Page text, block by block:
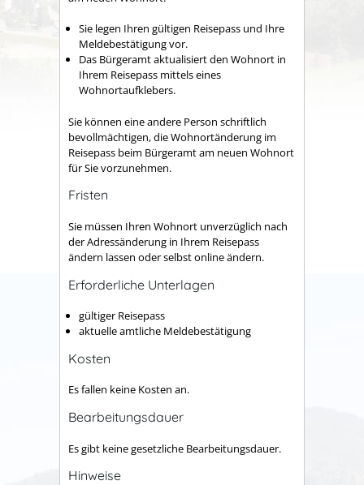
Sie legen Ihren gültigen Reisepass und Ihre
Meldebestätigung vor.
Das Bürgeramt aktualisiert den Wohnort in
Ihrem Reisepass mittels eines
Wohnortaufklebers.
Sie können eine andere Person schriftlich
bevollmächtigen, die Wohnortänderung im
Reisepass beim Bürgeramt am neuen Wohnort
für Sie vorzunehmen.
Fristen
Sie müssen Ihren Wohnort unverzüglich nach
der Adressänderung in Ihrem Reisepass
ändern lassen oder selbst online ändern.
Erforderliche Unterlagen
gültiger Reisepass
aktuelle amtliche Meldebestätigung
Kosten
Es fallen keine Kosten an.
Bearbeitungsdauer
Es gibt keine gesetzliche Bearbeitungsdauer.
Hinweise